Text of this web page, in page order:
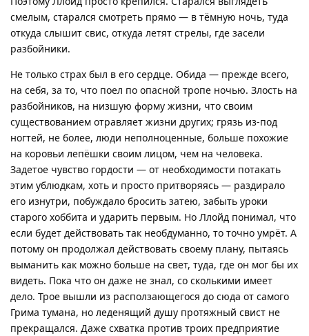
смелым, старался смотреть прямо — в тёмную ночь, туда
откуда слышит свис, откуда летят стрелы, где засели
разбойники.
Не только страх был в его сердце. Обида — прежде всего,
на себя, за то, что поел по опасной тропе ночью. Злость на
разбойников, на низшую форму жизни, что своим
существованием отравляет жизни других; грязь из-под
ногтей, не более, люди неполноценные, больше похожие
на коровьи лепёшки своим лицом, чем на человека.
Задетое чувство гордости — от необходимости потакать
этим ублюдкам, хоть и просто притворяясь — раздирало
его изнутри, побуждало бросить затею, забыть уроки
старого хоббита и ударить первым. Но Ллойд понимал, что
если будет действовать так необдуманно, то точно умрёт. А
потому он продолжал действовать своему плану, пытаясь
выманить как можно больше на свет, туда, где он мог бы их
видеть. Пока что он даже не знал, со сколькими имеет
дело. Трое вышли из расползающегося до сюда от самого
Грима тумана, но леденящий душу протяжный свист не
прекращался. Даже схватка против троих предприятие